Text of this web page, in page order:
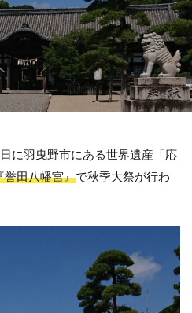
に羽曳野市にある世界遺産「応
誉田八幡宮』で秋季大祭が行わ